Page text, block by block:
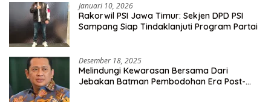
Januari 10, 2026
Rakorwil PSI Jawa Timur: Sekjen DPD PSI
Sampang Siap Tindaklanjuti Program Partai
Desember 18, 2025
Melindungi Kewarasan Bersama Dari
Jebakan Batman Pembodohan Era Post-